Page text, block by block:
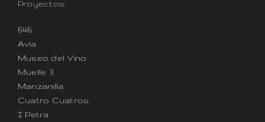
Proyectos
646
Avia
Museo del Vino
Muelle 3
Manzanilla
Cuatro Cuatros
I Petra